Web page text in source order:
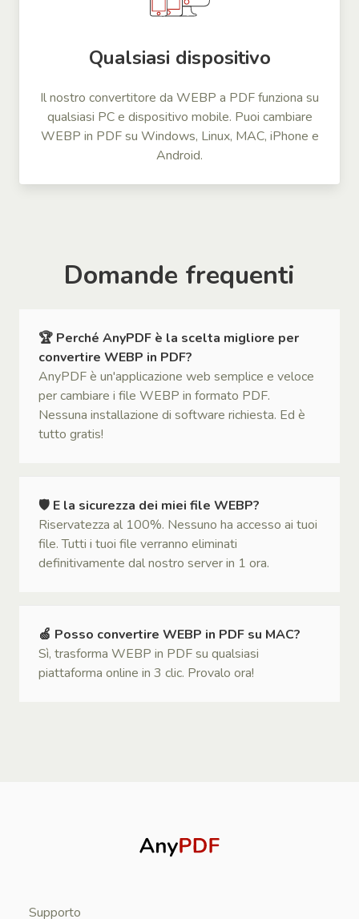
Qualsiasi dispositivo
Il nostro convertitore da WEBP a PDF funziona su
qualsiasi PC e dispositivo mobile. Puoi cambiare
WEBP in PDF su Windows, Linux, MAC, iPhone e
Android.
Domande frequenti
🏆 Perché AnyPDF è la scelta migliore per
convertire WEBP in PDF?
AnyPDF è un'applicazione web semplice e veloce
per cambiare i file WEBP in formato PDF.
Nessuna installazione di software richiesta. Ed è
tutto gratis!
🛡 E la sicurezza dei miei file WEBP?
Riservatezza al 100%. Nessuno ha accesso ai tuoi
file. Tutti i tuoi file verranno eliminati
definitivamente dal nostro server in 1 ora.
🍏 Posso convertire WEBP in PDF su MAC?
Sì, trasforma WEBP in PDF su qualsiasi
piattaforma online in 3 clic. Provalo ora!
Supporto